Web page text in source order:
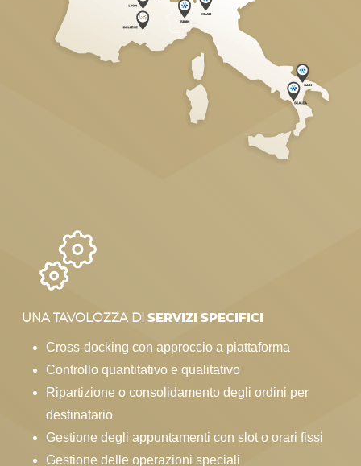
UNA TAVOLOZZA DI SERVIZI SPECIFICI
Cross-docking con approccio a piattaforma
Controllo quantitativo e qualitativo
Ripartizione o consolidamento degli ordini per
destinatario
Gestione degli appuntamenti con slot o orari fissi
Gestione delle operazioni speciali